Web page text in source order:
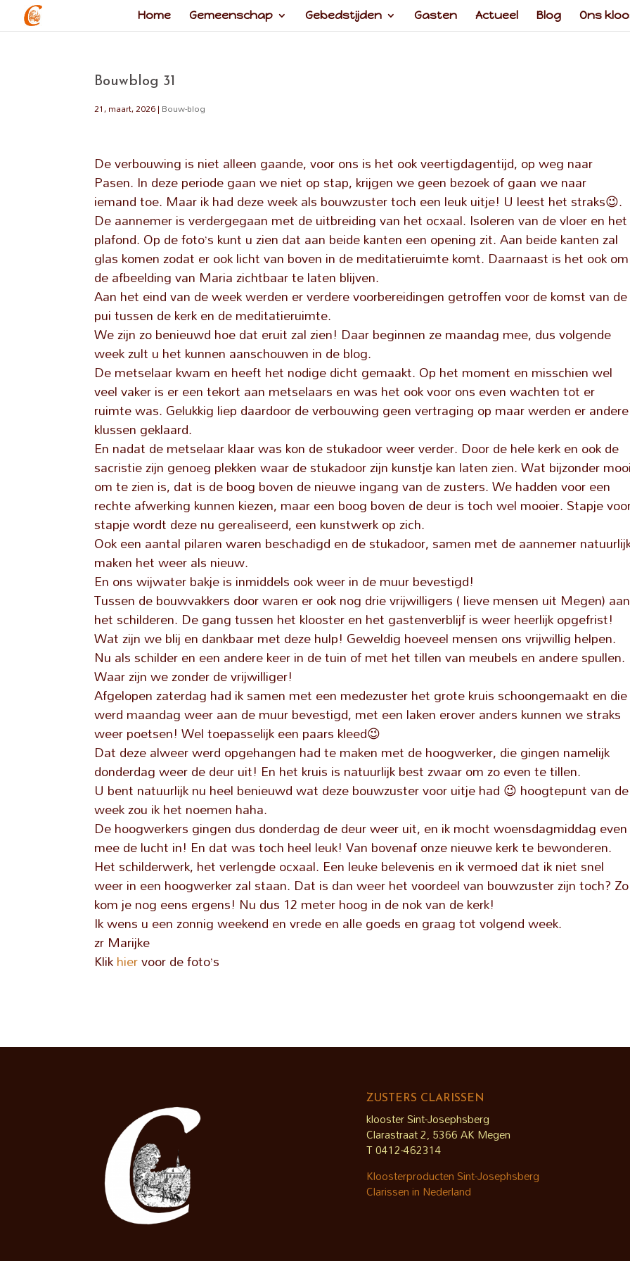
Home Gemeenschap Gebedstijden Gasten Actueel Blog Ons
Bouwblog 31
21, maart, 2026| Bouw-blog
De verbouwing is niet alleen gaande, voor ons is het ook veertigdagentijd, op weg naar
Pasen. In deze periode gaan we niet op stap, krijgen we geen bezoek of gaan we naar
iemand toe. Maar ik had deze week als bouwzuster toch een leuk uitje! U leest het straks😉.
De aannemer is verdergegaan met de uitbreiding van het ocxaal. Isoleren van de vloer en het
plafond. Op de foto’s kunt u zien dat aan beide kanten een opening zit. Aan beide kanten zal
glas komen zodat er ook licht van boven in de meditatieruimte komt. Daarnaast is het ook om
de afbeelding van Maria zichtbaar te laten blijven.
Aan het eind van de week werden er verdere voorbereidingen getroffen voor de komst van de
pui tussen de kerk en de meditatieruimte.
We zijn zo benieuwd hoe dat eruit zal zien! Daar beginnen ze maandag mee, dus volgende
week zult u het kunnen aanschouwen in de blog.
De metselaar kwam en heeft het nodige dicht gemaakt. Op het moment en misschien wel
veel vaker is er een tekort aan metselaars en was het ook voor ons even wachten tot er
ruimte was. Gelukkig liep daardoor de verbouwing geen vertraging op maar werden er andere
klussen geklaard.
En nadat de metselaar klaar was kon de stukadoor weer verder. Door de hele kerk en ook de
sacristie zijn genoeg plekken waar de stukadoor zijn kunstje kan laten zien. Wat bijzonder mooi
om te zien is, dat is de boog boven de nieuwe ingang van de zusters. We hadden voor een
rechte afwerking kunnen kiezen, maar een boog boven de deur is toch wel mooier. Stapje
stapje wordt deze nu gerealiseerd, een kunstwerk op zich.
Ook een aantal pilaren waren beschadigd en de stukadoor, samen met de aannemer
maken het weer als nieuw.
En ons wijwater bakje is inmiddels ook weer in de muur bevestigd!
Tussen de bouwvakkers door waren er ook nog drie vrijwilligers ( lieve mensen uit Megen) aan
het schilderen. De gang tussen het klooster en het gastenverblijf is weer heerlijk opgefrist!
Wat zijn we blij en dankbaar met deze hulp! Geweldig hoeveel mensen ons vrijwillig helpen.
Nu als schilder en een andere keer in de tuin of met het tillen van meubels en andere spullen.
Waar zijn we zonder de vrijwilliger!
Afgelopen zaterdag had ik samen met een medezuster het grote kruis schoongemaakt en die
werd maandag weer aan de muur bevestigd, met een laken erover anders kunnen we straks
weer poetsen! Wel toepasselijk een paars kleed😉
Dat deze alweer werd opgehangen had te maken met de hoogwerker, die gingen namelijk
donderdag weer de deur uit! En het kruis is natuurlijk best zwaar om zo even te tillen.
U bent natuurlijk nu heel benieuwd wat deze bouwzuster voor uitje had 😉 hoogtepunt van de
week zou ik het noemen haha.
De hoogwerkers gingen dus donderdag de deur weer uit, en ik mocht woensdagmiddag even
mee de lucht in! En dat was toch heel leuk! Van bovenaf onze nieuwe kerk te bewonderen.
Het schilderwerk, het verlengde ocxaal. Een leuke belevenis en ik vermoed dat ik niet snel
weer in een hoogwerker zal staan. Dat is dan weer het voordeel van bouwzuster zijn toch? Zo
kom je nog eens ergens! Nu dus 12 meter hoog in de nok van de kerk!
Ik wens u een zonnig weekend en vrede en alle goeds en graag tot volgend week.
zr Marijke
Klikhiervoor de foto’s
ZUSTERS CLARISSEN
klooster Sint-Josephsberg
Clarastraat 2, 5366 AK Megen
T 0412-462314
Kloosterproducten Sint-Josephsberg
Clarissen in Nederland